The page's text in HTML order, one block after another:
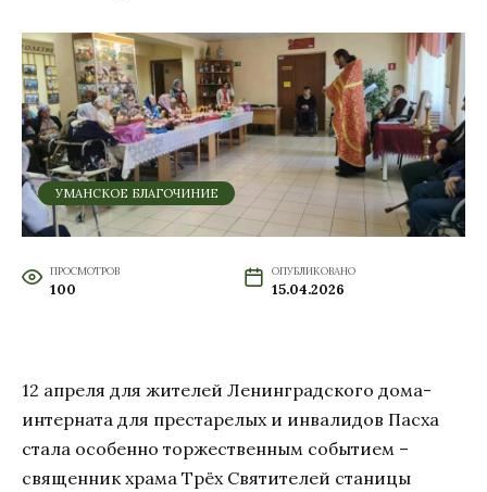
УМАНСКОЕ БЛАГОЧИНИЕ
ПРОСМОТРОВ
100
ОПУБЛИКОВАНО
15.04.2026
12 апреля для жителей Ленинградского дома-
интерната для престарелых и инвалидов Пасха
стала особенно торжественным событием –
священник храма Трёх Святителей станицы